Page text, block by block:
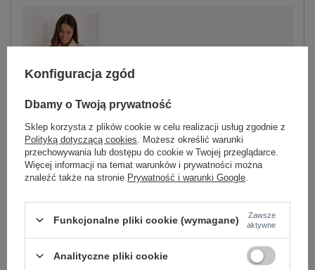
ZALOGUJ SIĘ I ZOBACZ CENĘ
+48 601 547 740 Zadaj pytanie
skład materiału : 70% poliester, 30% bawełna
Konfiguracja zgód
Dbamy o Twoją prywatność
Sklep korzysta z plików cookie w celu realizacji usług zgodnie z
Polityką dotyczącą cookies . Możesz określić warunki
przechowywania lub dostępu do cookie w Twojej przeglądarce.
Więcej informacji na temat warunków i prywatności można
znaleźć także na stronie Prywatność i warunki Google
Funkcjonalne pliki cookie (wymagane)
Zawsze
aktywne
Analityczne pliki cookie